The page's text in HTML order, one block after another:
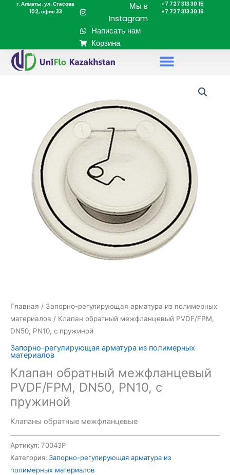
Перейтиг. Алматы, ул. Стасова
102, офис 33
Мы в
Instagram
Написать нам
Корзина
+7 727 313 30 15
+7 727 313 30 16
Главная / Запорно-регулирующая арматура из полимерных
материалов / Клапан обратный межфланцевый PVDF/FPM,
DN50, PN10, с пружиной
Запорно-регулирующая арматура из полимерных
материалов
Клапан обратный межфланцевый
PVDF/FPM, DN50, PN10, с
пружиной
Клапаны обратные межфланцевые
Артикул: 70043P
Категория: Запорно-регулирующая арматура из
полимерных материалов